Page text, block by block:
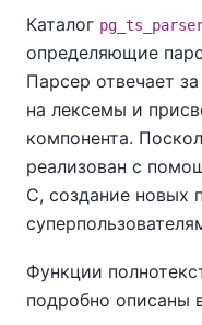
Каталог
определяющие
Парсер отвечает
на лексемы и
компонента.
реализован с
C, создание новых
Функции
подробно описаны